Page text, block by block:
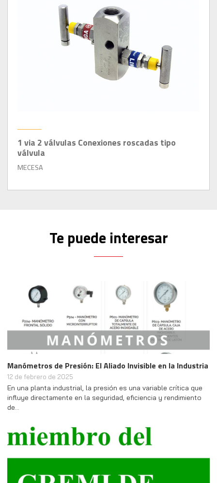
1 via 2 válvulas Conexiones roscadas tipo
válvula
MECESA
Te puede interesar
Manómetros de Presión: El Aliado Invisible en la Industria
12 de febrero de 2025
En una planta industrial, la presión es una variable crítica que
influye directamente en la seguridad, eficiencia y rendimiento
de…